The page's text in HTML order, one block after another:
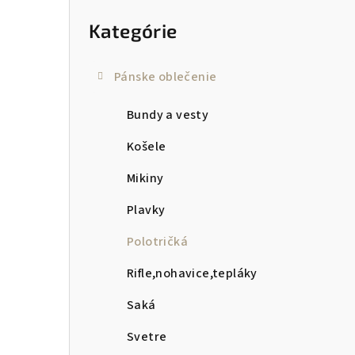
Kategórie
Pánske oblečenie
Bundy a vesty
Košele
Mikiny
Plavky
Polotričká
Rifle,nohavice,tepláky
Saká
Svetre